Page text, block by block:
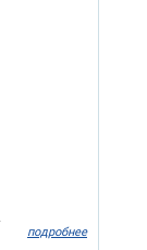
подробнее